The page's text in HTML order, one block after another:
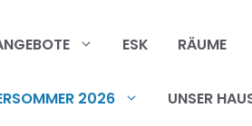
ESK RÄUME
2026 UNSER